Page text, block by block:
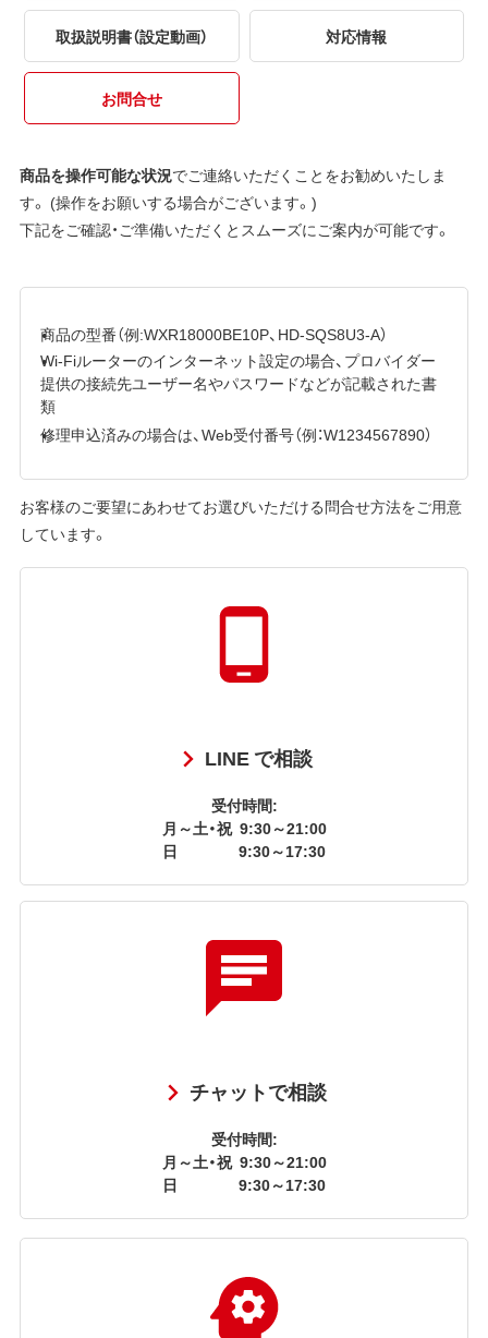
取扱説明書（設定動画） 対応情報
お問合せ
商品を操作可能な状況でご連絡いただくことをお勧めいたしま
す。 (操作をお願いする場合がございます。)
下記をご確認・ご準備いただくとスムーズにご案内が可能です。
商品の型番（例:WXR18000BE10P、HD-SQS8U3-A）
Wi-Fiルーターのインターネット設定の場合、プロバイダー
提供の接続先ユーザー名やパスワードなどが記載された書
類
修理申込済みの場合は、Web受付番号（例：W1234567890）
お客様のご要望にあわせてお選びいただける問合せ方法をご用意
しています。
LINE で相談
受付時間:
月～土・祝 9:30～21:00
日
9:30～17:30
チャットで相談
受付時間:
月～土・祝 9:30～21:00
日
9:30～17:30